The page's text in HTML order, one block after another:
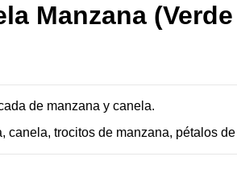
Manzana
de manzana y canela.
canela, trocitos de manzana, pétalos